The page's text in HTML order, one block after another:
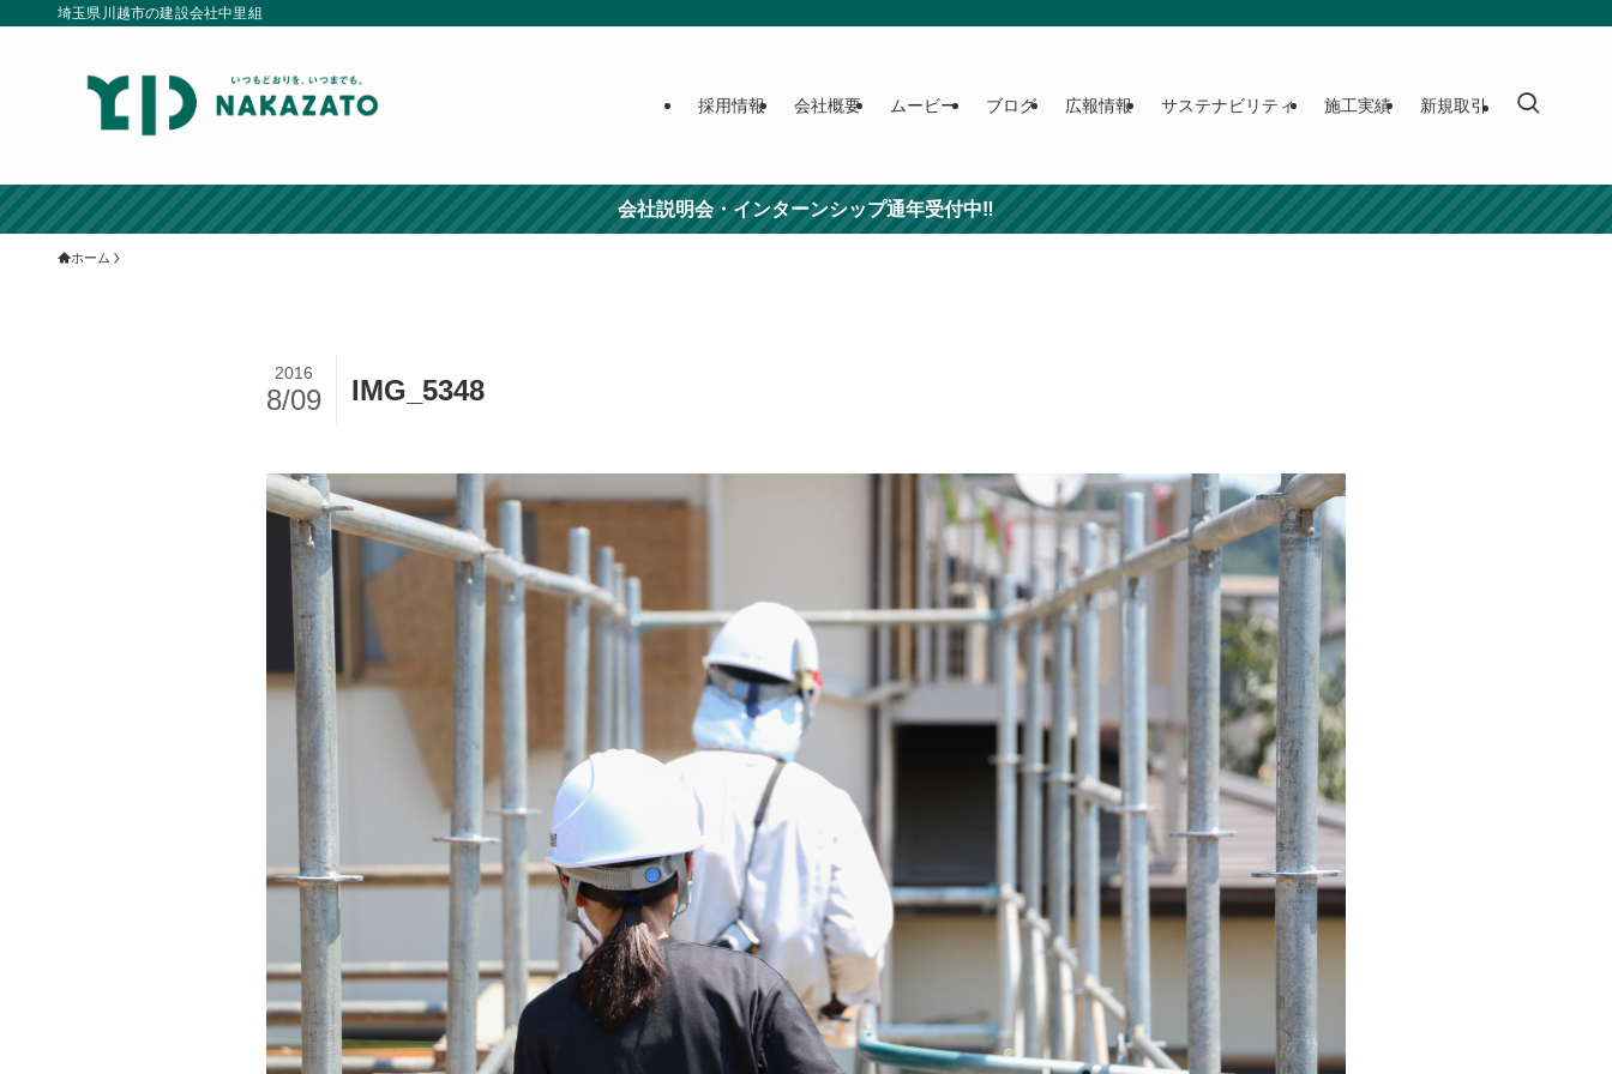
埼玉県川越市の建設会社中里組
採用情報 会社概要 ムービー ブログ 広報情報 サステナビリティ 施工実績 新規取引
会社説明会・インターンシップ通年受付中‼
ホーム
IMG_5348
2016
8/09